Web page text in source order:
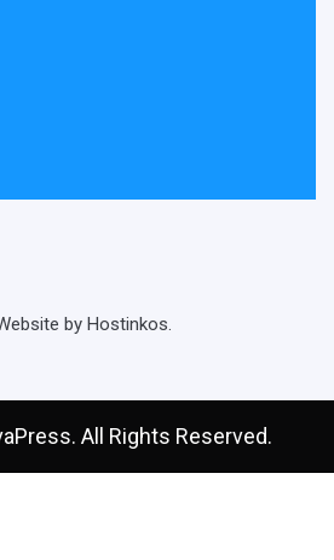
by Hostinkos.
All Rights Reserved.